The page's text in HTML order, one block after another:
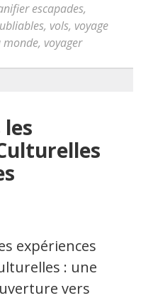
escapades,
, vols, voyage
monde, voyager
les
expériences
: une
vers